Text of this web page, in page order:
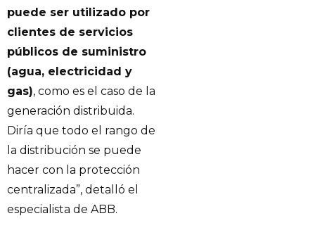
puede ser utilizado por
clientes de servicios
públicos de suministro
(agua, electricidad y
gas), como es el caso de la
generación distribuida.
Diría que todo el rango de
la distribución se puede
hacer con la protección
centralizada”, detalló el
especialista de ABB.